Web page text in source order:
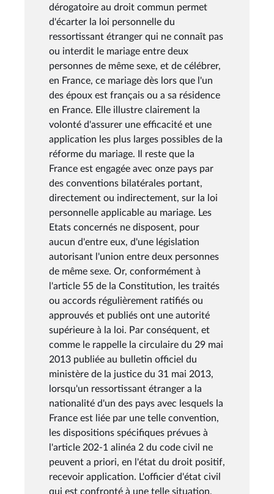
dérogatoire au droit commun permet
d'écarter la loi personnelle du
ressortissant étranger qui ne connaît pas
ou interdit le mariage entre deux
personnes de même sexe, et de célébrer,
en France, ce mariage dès lors que l'un
des époux est français ou a sa résidence
en France. Elle illustre clairement la
volonté d'assurer une efficacité et une
application les plus larges possibles de la
réforme du mariage. Il reste que la
France est engagée avec onze pays par
des conventions bilatérales portant,
directement ou indirectement, sur la loi
personnelle applicable au mariage. Les
Etats concernés ne disposent, pour
aucun d'entre eux, d'une législation
autorisant l'union entre deux personnes
de même sexe. Or, conformément à
l'article 55 de la Constitution, les traités
ou accords régulièrement ratifiés ou
approuvés et publiés ont une autorité
supérieure à la loi. Par conséquent, et
comme le rappelle la circulaire du 29 mai
2013 publiée au bulletin officiel du
ministère de la justice du 31 mai 2013,
lorsqu'un ressortissant étranger a la
nationalité d'un des pays avec lesquels la
France est liée par une telle convention,
les dispositions spécifiques prévues à
l'article 202-1 alinéa 2 du code civil ne
peuvent a priori, en l'état du droit positif,
recevoir application. L'officier d'état civil
qui est confronté à une telle situation,